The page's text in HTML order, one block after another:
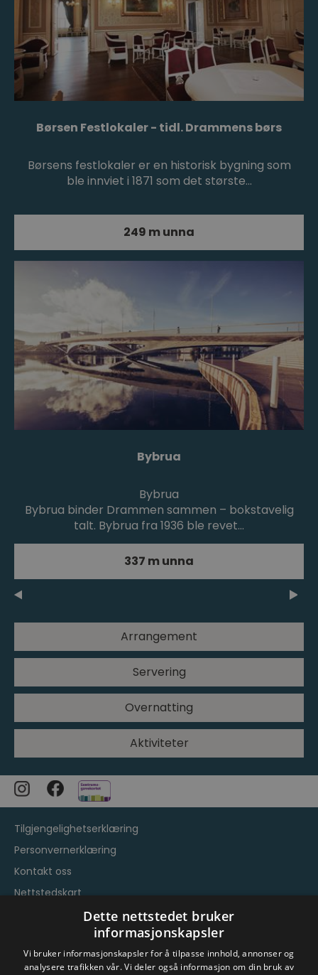
Børsen Festlokaler - tidl. Drammens børs
Børsens festlokaler er en historisk bygning som
ble innviet i 1871 som det største…
249 m unna
Bybrua
Bybrua
Bybrua binder Drammen sammen – bokstavelig
talt. Bybrua fra 1936 ble revet…
337 m unna
Arrangement
Servering
Overnatting
Aktiviteter
Tilgjengelighetserklæring
Personvernerklæring
Kontakt oss
Nettstedskart
Vilkår og betingelserDette nettstedet bruker
informasjonskapsler
Vi bruker informasjonskapsler for å tilpasse innhold, annonser og
analysere trafikken vår. Vi deler også informasjon om din bruk av